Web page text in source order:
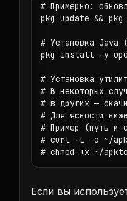
# Примерно:
pkg update &&
# Установка Java
pkg install -y
# Установка
# В некоторых
# в других —
# Для ясности
# Пример (путь и
# curl -L -o ~/
# chmod +x ~/
Если вы